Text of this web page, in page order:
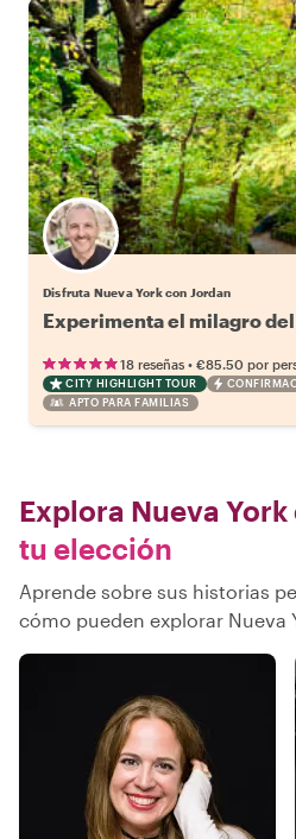
Disfruta Nueva York con Jordan
Experimenta el milagro
18 reseñas • €85.50 por
CITY HIGHLIGHT TOUR
APTO PARA FAMILIAS
Explora Nueva York
tu elección
Aprende sobre sus historias
cómo pueden explorar Nueva